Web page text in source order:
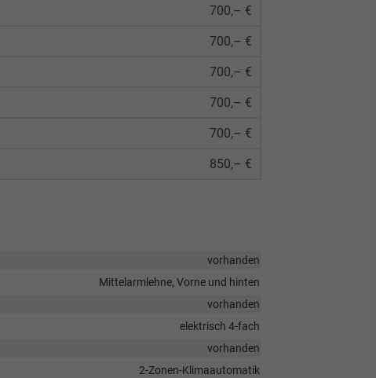
700,– €
700,– €
700,– €
700,– €
700,– €
850,– €
vorhanden
Mittelarmlehne, Vorne und hinten
vorhanden
elektrisch 4-fach
vorhanden
2-Zonen-Klimaautomatik